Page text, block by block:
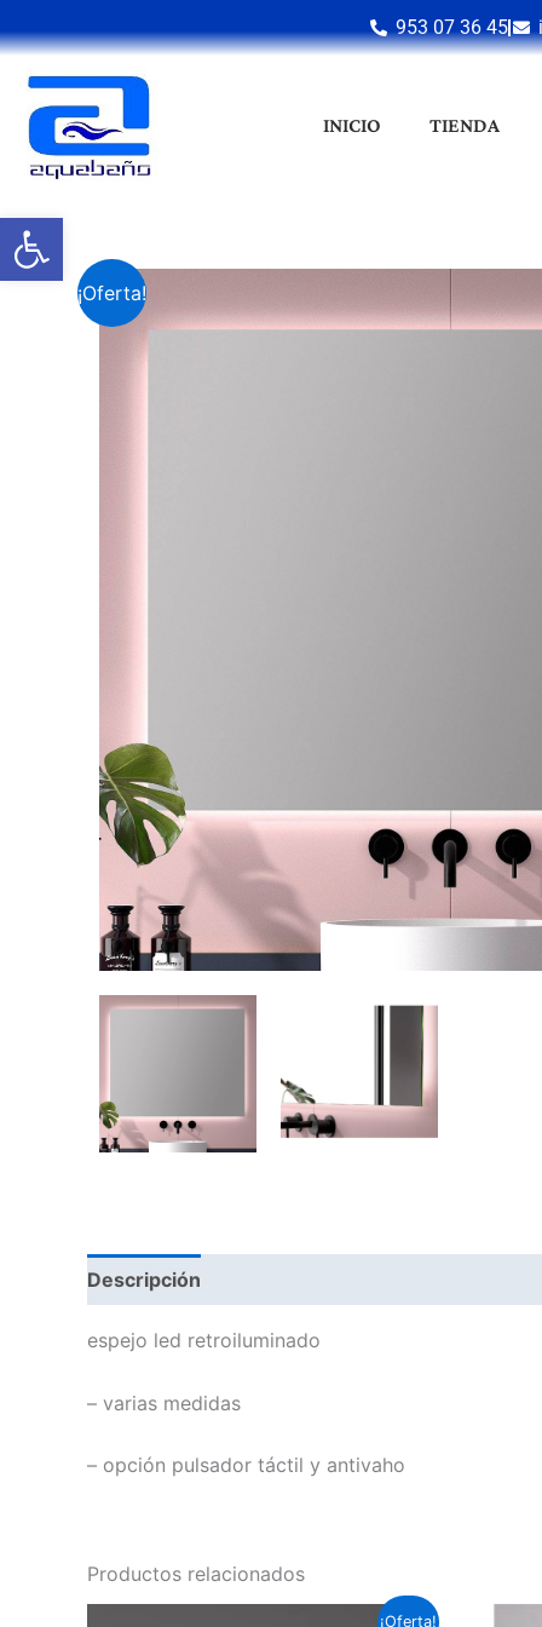
Abrir barra de herramientas
al
contenido
953 07 36 45
INICIO TIENDA
¡Oferta!
Descripción
espejo led retroiluminado
– varias medidas
– opción pulsador táctil y antivaho
Productos relacionados
¡Oferta!
Este